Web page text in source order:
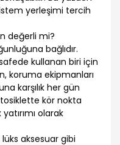
yerleşimi tercih
değerli mi?
bağlıdır.
kullanan biri için
koruma ekipmanları
karşılık her gün
kör nokta
olarak
aksesuar gibi